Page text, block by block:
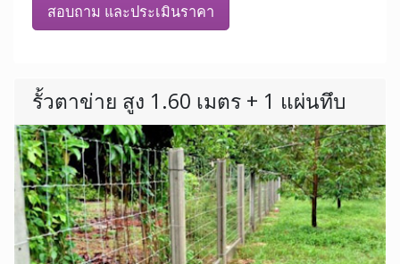
สอบถาม และประเมินราคา
รั้วตาข่าย สูง 1.60 เมตร + 1 แผ่นทึบ